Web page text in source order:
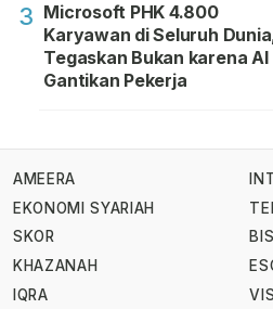
3 Microsoft PHK 4.800
Karyawan di Seluruh
Tegaskan Bukan karena AI
Gantikan Pekerja
AMEERA
EKONOMI SYARIAH
SKOR
KHAZANAH
IQRA